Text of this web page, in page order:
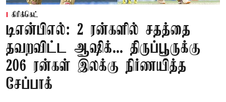
கிரிக்கெட்
டிஎன்பிஎல்: 2 ரன்களில் சதத்தை
தவறவிட்ட ஆஷிக்... திருப்பூருக்கு
206 ரன்கள் இலக்கு நிர்ணயித்த
சேப்பாக்